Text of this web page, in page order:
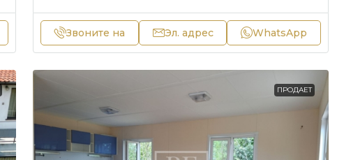
Звоните на Эл. адрес WhatsApp
ПРОДАЕТ